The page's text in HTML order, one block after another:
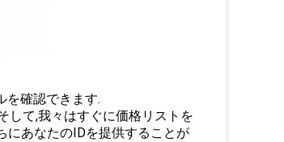
を確認できます.
して,我々はすぐに価格リストを
にあなたのIDを提供することが